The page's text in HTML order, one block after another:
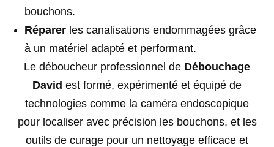
bouchons.
Réparer les canalisations endommagées grâce
à un matériel adapté et performant.
Le déboucheur professionnel de Débouchage
David est formé, expérimenté et équipé de
technologies comme la caméra endoscopique
pour localiser avec précision les bouchons, et les
outils de curage pour un nettoyage efficace et